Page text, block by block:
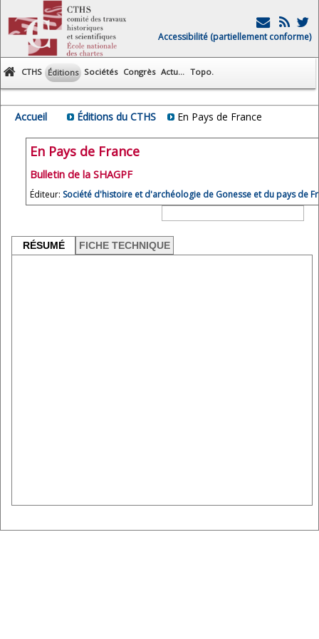
Accessibilité (partiellement conforme)
CTHS Éditions Sociétés Congrès Actu... Topo.
Accueil Éditions du CTHS En Pays de France
En Pays de France
Bulletin de la SHAGPF
Éditeur: Société d'histoire et d'archéologie de Gonesse et du pays de
RÉSUMÉ FICHE TECHNIQUE